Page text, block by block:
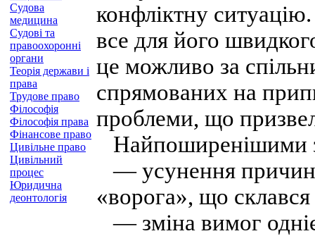
Судова
медицина
Судові та
правоохоронні
органи
Теорія держави і
права
Трудове право
Філософія
Філософія права
Фінансове право
Цивільне право
Цивільний
процес
Юридична
деонтологія
конфліктну
все для його
це можливо за
спрямованих на
проблеми, що
Найпоширенішими
— усунення причин
«ворога», що
— зміна вимог